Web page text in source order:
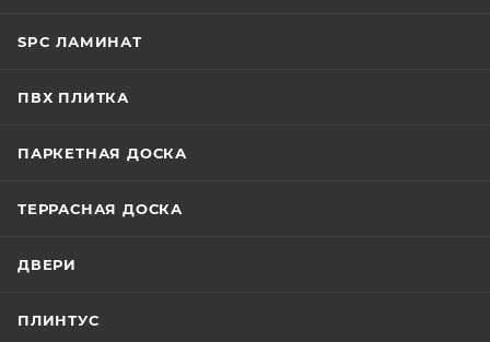
SPC ЛАМИНАТ
ПВХ ПЛИТКА
ПАРКЕТНАЯ ДОСКА
ТЕРРАСНАЯ ДОСКА
ДВЕРИ
ПЛИНТУС